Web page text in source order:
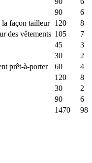
90
6
la façon tailleur 120
8
des vêtements 105
7
45
3
30
2
prêt-à-porter 60
4
120
8
30
2
90
6
1470
98